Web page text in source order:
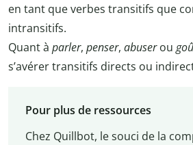
en tant que verbes transitifs que
intransitifs.
Quant à parler, penser, abuserou
s’avérer transitifs directs ou
Pour plus de ressources
Chez Quillbot, le souci de la